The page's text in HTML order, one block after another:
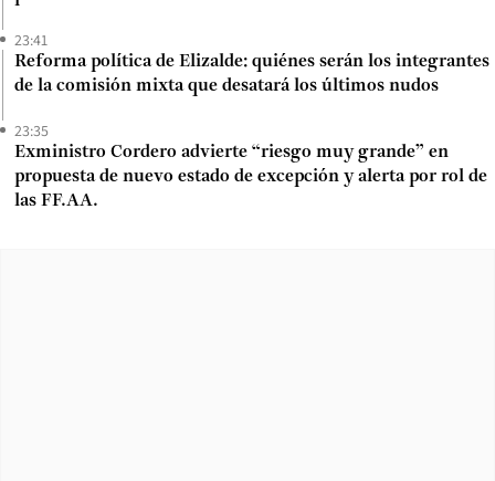
23:41
Reforma política de Elizalde: quiénes serán los integrantes
de la comisión mixta que desatará los últimos nudos
23:35
Exministro Cordero advierte “riesgo muy grande” en
propuesta de nuevo estado de excepción y alerta por rol de
las FF.AA.